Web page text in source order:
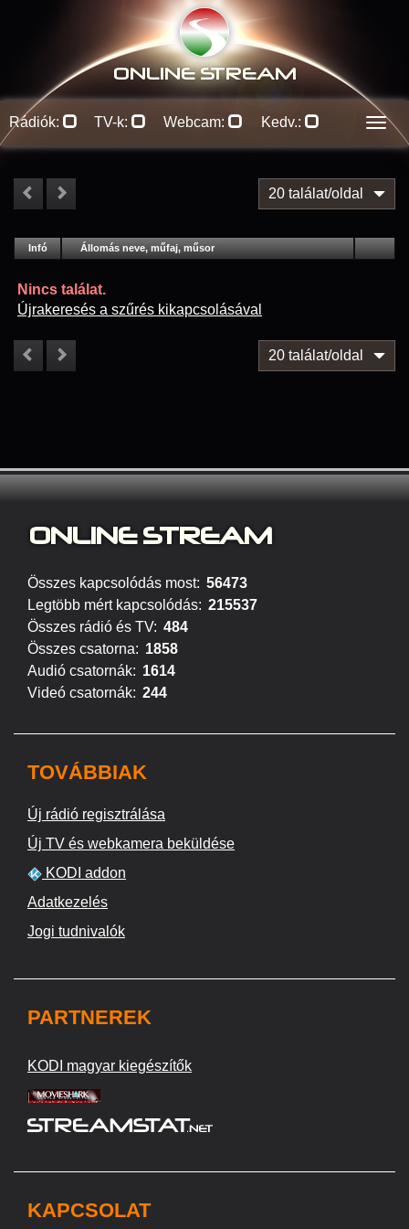
ONLINE STREAM
Rádiók: TV-k: Webcam: Kedv.:
20 találat/oldal
Infó Lejátszás
Állomás neve, műfaj, műsor
Nincs találat.
Újrakeresés a szűrés kikapcsolásával
20 találat/oldal
ONLINE STREAM
Összes kapcsolódás most: 56473
Legtöbb mért kapcsolódás: 215537
Összes rádió és TV: 484
Összes csatorna: 1858
Audió csatornák: 1614
Videó csatornák: 244
TOVÁBBIAK
Új rádió regisztrálása
Új TV és webkamera beküldése
KODI addon
Adatkezelés
Jogi tudnivalók
PARTNEREK
KODI magyar kiegészítők
KAPCSOLAT